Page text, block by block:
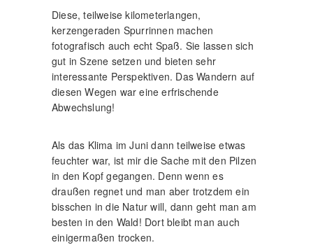
Diese, teilweise kilometerlangen,
kerzengeraden Spurrinnen machen
fotografisch auch echt Spaß. Sie lassen sich
gut in Szene setzen und bieten sehr
interessante Perspektiven. Das Wandern auf
diesen Wegen war eine erfrischende
Abwechslung!
Als das Klima im Juni dann teilweise etwas
feuchter war, ist mir die Sache mit den Pilzen
in den Kopf gegangen. Denn wenn es
draußen regnet und man aber trotzdem ein
bisschen in die Natur will, dann geht man am
besten in den Wald! Dort bleibt man auch
einigermaßen trocken.